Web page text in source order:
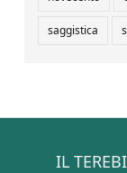
saggistica
IL